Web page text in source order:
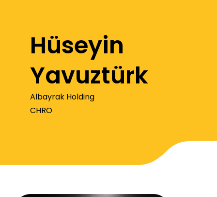
Hüseyin
Yavuztürk
Albayrak Holding
CHRO